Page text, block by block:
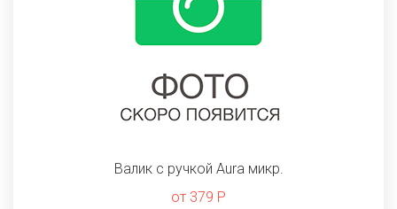
Валик с ручкой Aura микр.
от 379 Р